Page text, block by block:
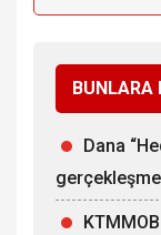
BUNLARA
Dana